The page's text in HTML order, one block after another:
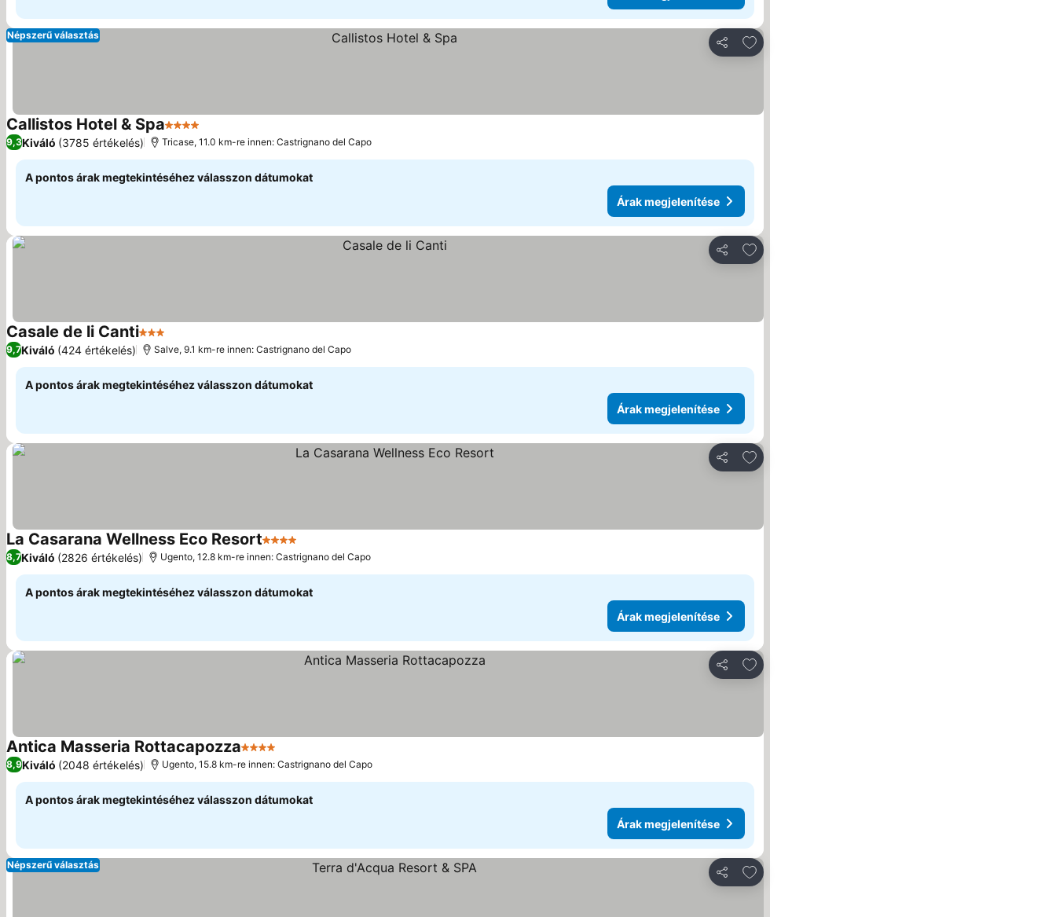
Megosztás
Hozzáadás a kedvencekhez
Népszerű választás
Callistos Hotel & Spa4 Kategória
9,3Kiváló (3785 értékelés) Tricase, 11.0 km-re innen: Castrignano del Capo
A pontos árak megtekintéséhez válasszon dátumokat
Árak megjelenítése
Megosztás
Hozzáadás a kedvencekhez
Casale de li Canti3 Kategória
9,7Kiváló (424 értékelés) Salve, 9.1 km-re innen: Castrignano del Capo
A pontos árak megtekintéséhez válasszon dátumokat
Árak megjelenítése
Megosztás
Hozzáadás a kedvencekhez
La Casarana Wellness Eco Resort4 Kategória
8,7Kiváló (2826 értékelés) Ugento, 12.8 km-re innen: Castrignano del Capo
A pontos árak megtekintéséhez válasszon dátumokat
Árak megjelenítése
Megosztás
Hozzáadás a kedvencekhez
Antica Masseria Rottacapozza4 Kategória
8,9Kiváló (2048 értékelés) Ugento, 15.8 km-re innen: Castrignano del Capo
A pontos árak megtekintéséhez válasszon dátumokat
Árak megjelenítése
Megosztás
Hozzáadás a kedvencekhez
Népszerű választás